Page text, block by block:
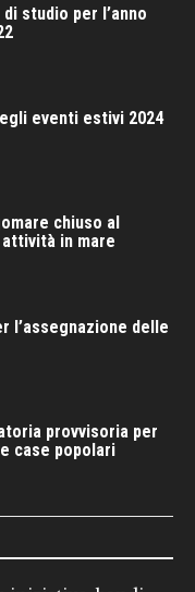
studio per l’anno
eventi estivi 2024
chiuso al
in mare
l’assegnazione delle
provvisoria per
case popolari